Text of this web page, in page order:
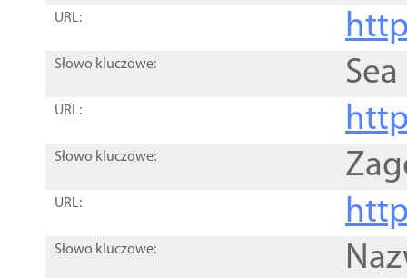
URL:
Słowo kluczowe:
URL:
Słowo kluczowe:
URL:
Słowo kluczowe: